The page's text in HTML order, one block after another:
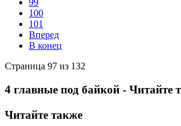
99
100
101
Вперед
В конец
Страница 97 из 132
4 главные под байкой - Читайте
Читайте также